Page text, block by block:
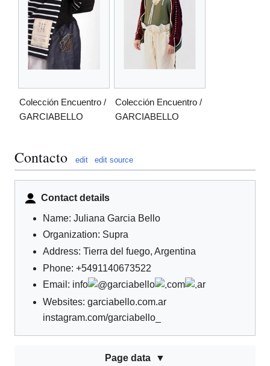
Colección Encuentro /
GARCIABELLO
Colección Encuentro /
GARCIABELLO
Contacto edit edit source
Contact details
Name: Juliana Garcia Bello
Organization: Supra
Address: Tierra del fuego, Argentina
Phone: +5491140673522
Email: info
garciabello com
ar
Websites: garciabello.com.ar
instagram.com/garciabello_
Page data